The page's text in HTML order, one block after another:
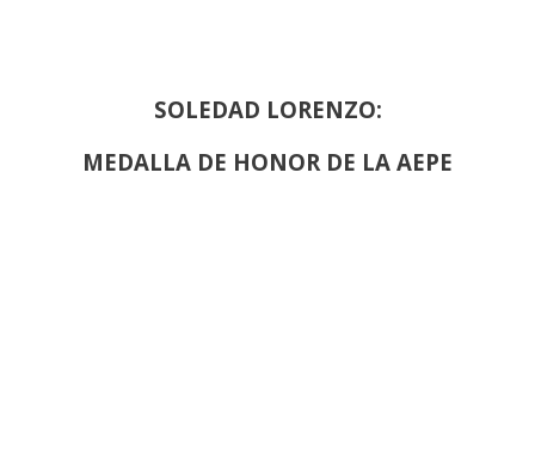
SOLEDAD LORENZO:
MEDALLA DE HONOR DE LA AEPE